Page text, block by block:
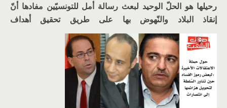
رحيلها هو الحلّ الوحيد لبعث رسالة أمل للتونسيّين مفادها أنّ
إنقاذ البلاد والنّهوض بها على طريق تحقيق أهداف